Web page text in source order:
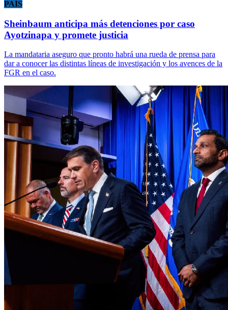
PAÍS
Sheinbaum anticipa más detenciones por caso
Ayotzinapa y promete justicia
La mandataria aseguro que pronto habrá una rueda de prensa para
dar a conocer las distintas líneas de investigación y los avences de la
FGR en el caso.